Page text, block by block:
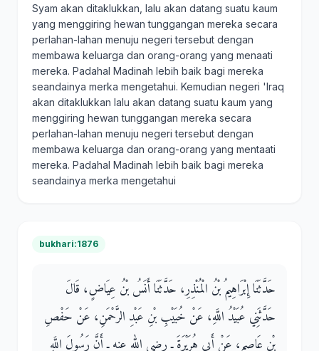
Syam akan ditaklukkan, lalu akan datang suatu kaum
yang menggiring hewan tunggangan mereka secara
perlahan-lahan menuju negeri tersebut dengan
membawa keluarga dan orang-orang yang menaati
mereka. Padahal Madinah lebih baik bagi mereka
seandainya merka mengetahui. Kemudian negeri 'Iraq
akan ditaklukkan lalu akan datang suatu kaum yang
menggiring hewan tunggangan mereka secara
perlahan-lahan menuju negeri tersebut dengan
membawa keluarga dan orang-orang yang mentaati
mereka. Padahal Madinah lebih baik bagi mereka
seandainya merka mengetahui
bukhari:1876
حَدَّثَنَا إِبْرَاهِيمُ بْنُ الْمُنْذِرِ، حَدَّثَنَا أَنَسُ بْنُ عِيَاضٍ، قَالَ
حَدَّثَنِي عُبَيْدُ اللَّهِ، عَنْ خُبَيْبِ بْنِ عَبْدِ الرَّحْمَنِ، عَنْ حَفْصِ
بْنِ عَاصِمٍ، عَنْ أَبِي هُرَيْرَةَ ـ رضى الله عنه ـ أَنَّ رَسُولَ اللَّهِ